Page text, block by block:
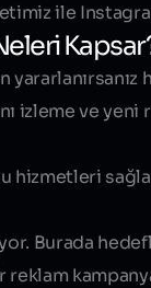
ile
izleme ve
hizmetleri
Burada